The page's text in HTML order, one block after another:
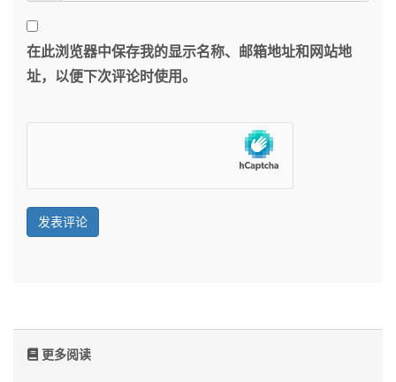
在此浏览器中保存我的显示名称、邮箱地址和网站地
址，以便下次评论时使用。
更多阅读